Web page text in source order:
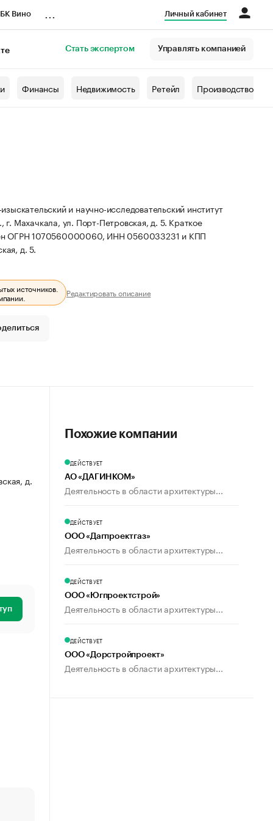
Вино Личный кабинет
Стать экспертом Управлять компанией
Финансы Недвижимость Ретейл Производство
и научно-исследовательский институт
Махачкала, ул. Порт-Петровская, д. 5. Краткое
ОГРН 1070560000060, ИНН 0560033231 и КПП
д. 5.
источников. Редактировать описание
д.
Похожие компании
ДЕЙСТВУЕТ
АО «ДАГИНКОМ»
Деятельность в области архитектуры...
ДЕЙСТВУЕТ
ООО «Дагпроектгаз»
Деятельность в области архитектуры...
ДЕЙСТВУЕТ
ООО «Югпроектстрой»
Деятельность в области архитектуры...
ДЕЙСТВУЕТ
ООО «Дорстройпроект»
Деятельность в области архитектуры...